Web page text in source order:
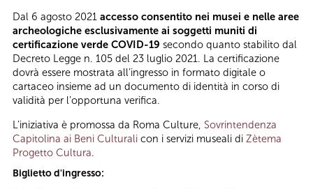
Dal 6 agosto 2021 accesso consentito nei musei e nelle aree
archeologiche esclusivamente ai soggetti muniti di
certificazione verde COVID-19 secondo quanto stabilito dal
Decreto Legge n. 105 del 23 luglio 2021. La certificazione
dovrà essere mostrata all’ingresso in formato digitale o
cartaceo insieme ad un documento di identità in corso di
validità per l’opportuna verifica.
L’iniziativa è promossa da Roma Culture, Sovrintendenza
Capitolina ai Beni Culturali con i servizi museali di Zètema
Progetto Cultura.
Biglietto d'ingresso: